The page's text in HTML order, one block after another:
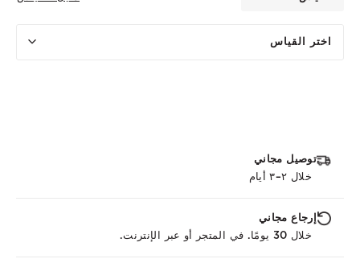
اختر القياس
توصيل مجاني
خلال ٢–٣ أيام
إرجاع مجاني
خلال 30 يومًا. في المتجر أو عبر الإنترنت.